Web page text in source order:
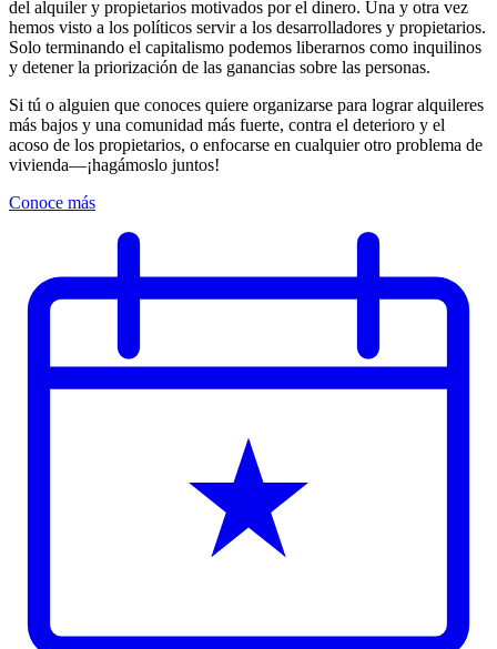
del alquiler y propietarios motivados por el dinero. Una y otra vez
hemos visto a los políticos servir a los desarrolladores y propietarios.
Solo terminando el capitalismo podemos liberarnos como inquilinos
y detener la priorización de las ganancias sobre las personas.
Si tú o alguien que conoces quiere organizarse para lograr alquileres
más bajos y una comunidad más fuerte, contra el deterioro y el
acoso de los propietarios, o enfocarse en cualquier otro problema de
vivienda—¡hagámoslo juntos!
Conoce más